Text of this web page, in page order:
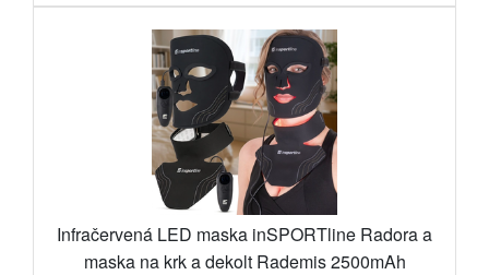
Infračervená LED maska inSPORTline Radora a
maska na krk a dekolt Rademis 2500mAh